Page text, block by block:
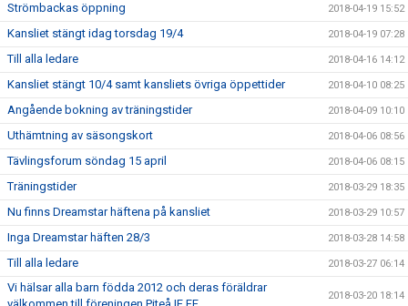
Strömbackas öppning 2018-04-19 15:52
Kansliet stängt idag torsdag 19/4 2018-04-19 07:28
Till alla ledare 2018-04-16 14:12
Kansliet stängt 10/4 samt kansliets övriga öppettider 2018-04-10 08:25
Angående bokning av träningstider 2018-04-09 10:10
Uthämtning av säsongskort 2018-04-06 08:56
Tävlingsforum söndag 15 april 2018-04-06 08:15
Träningstider 2018-03-29 18:35
Nu finns Dreamstar häftena på kansliet 2018-03-29 10:57
Inga Dreamstar häften 28/3 2018-03-28 14:58
Till alla ledare 2018-03-27 06:14
Vi hälsar alla barn födda 2012 och deras föräldrar
2018-03-20 18:14